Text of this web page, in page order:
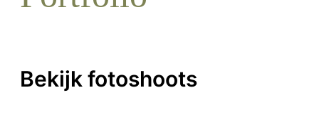
Bekijk fotoshoots